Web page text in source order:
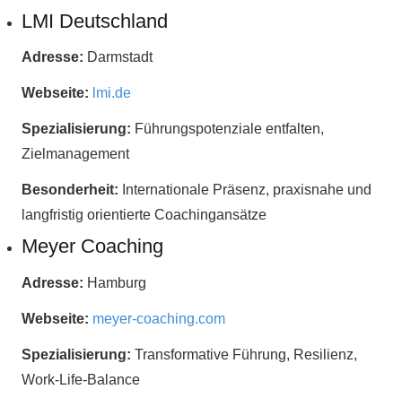
LMI Deutschland
Adresse: Darmstadt
Webseite: lmi.de
Spezialisierung: Führungspotenziale entfalten,
Zielmanagement
Besonderheit: Internationale Präsenz, praxisnahe und
langfristig orientierte Coachingansätze
Meyer Coaching
Adresse: Hamburg
Webseite: meyer-coaching.com
Spezialisierung: Transformative Führung, Resilienz,
Work-Life-Balance